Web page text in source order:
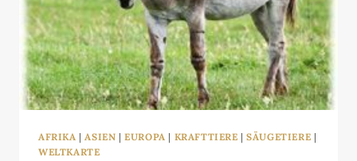
AFRIKA | ASIEN |EUROPA | KRAFTTIERE |SÄUGETIERE |
WELTKARTE